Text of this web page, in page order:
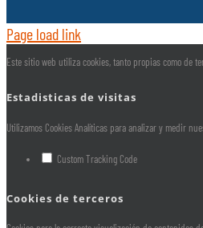
Page load link
Este sitio web utiliza cookies, tanto propias como de
Estadisticas de visitas
Utilizamos Cookies Analíticas para analizar y medir
Custom Tracking Code
Cookies de terceros